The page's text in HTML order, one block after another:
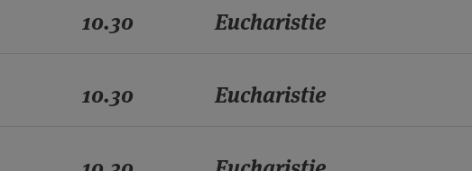
10.30 Eucharistie
10.30 Eucharistie